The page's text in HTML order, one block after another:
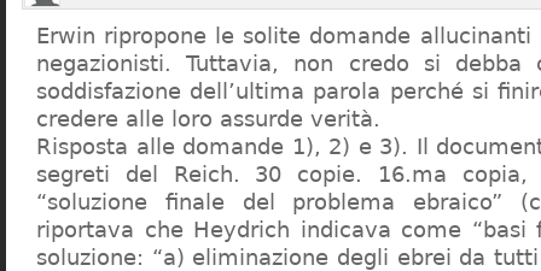
Erwin ripropone le solite domande
negazionisti. Tuttavia, non credo si debba
soddisfazione dell’ultima parola perché si
credere alle loro assurde verità.
Risposta alle domande 1), 2) e 3). Il
segreti del Reich. 30 copie. 16.ma copia,
“soluzione finale del problema ebraico”
riportava che Heydrich indicava come “basi
soluzione: “a) eliminazione degli ebrei da